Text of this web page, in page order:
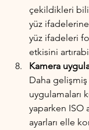
çekildikleri
yüz
yüz ifadeleri
etkisini
Kamera
Daha
uygulamaları
yaparken ISO
ayarları elle